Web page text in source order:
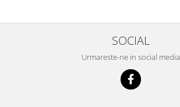
SOCIAL
Urmareste-ne in social media